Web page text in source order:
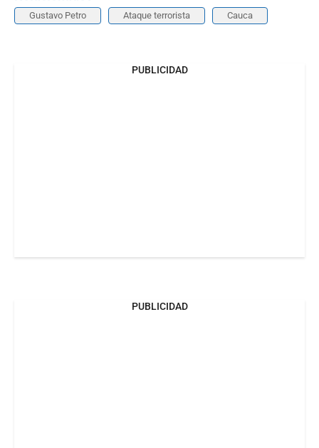
Gustavo Petro Ataque terrorista Cauca
PUBLICIDAD
PUBLICIDAD